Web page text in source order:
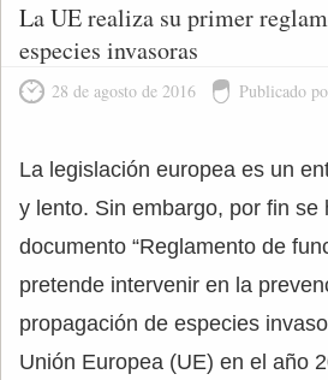
La UE realiza su primer
especies invasoras
28 de agosto de 2016 Publicado
La legislación europea es un
y lento. Sin embargo, por fin se
documento “Reglamento de
pretende intervenir en la
propagación de especies
Unión Europea (UE) en el año